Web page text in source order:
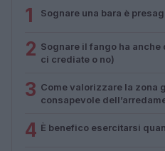
1 Sognare una bara è
2 Sognare il fango ha
ci crediate o no)
3 Come valorizzare la zona
consapevole
4 È benefico esercitarsi